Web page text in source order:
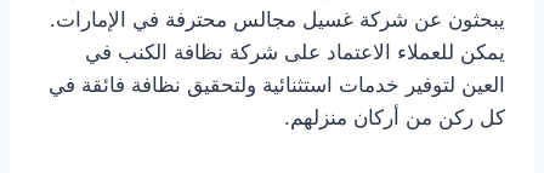
يبحثون عن شركة غسيل مجالس محترفة في الإمارات.
يمكن للعملاء الاعتماد على شركة نظافة الكنب في
العين لتوفير خدمات استثنائية ولتحقيق نظافة فائقة في
كل ركن من أركان منزلهم.